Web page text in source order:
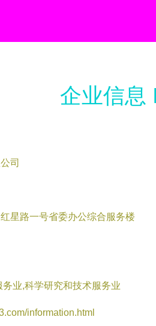
企业信息
司
星路一号省委办公综合服务楼
业,科学研究和技术服务业
information.html